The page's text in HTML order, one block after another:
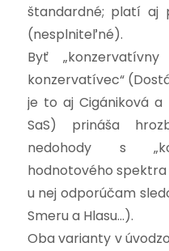
štandardné; platí aj
(nesplniteľné).
Byť
konzervatívec“
je to aj Cigániková
SaS) prináša
nedohody s
hodnotového
u nej odporúčam
Smeru a Hlasu…).
Oba varianty v